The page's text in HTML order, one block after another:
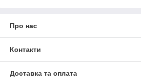
Про нас
Контакти
Доставка та оплата